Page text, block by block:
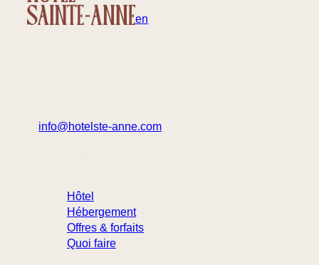
en
info@hotelste-anne.com
Hôtel
Hébergement
Offres & forfaits
Quoi faire